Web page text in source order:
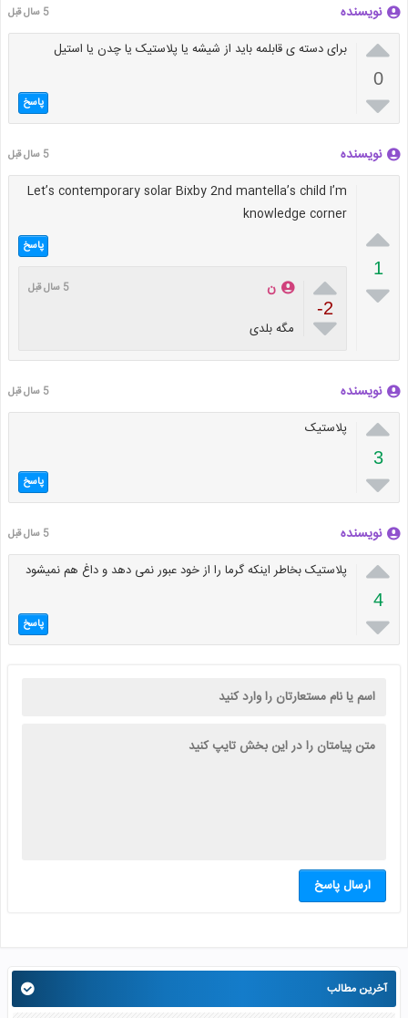
نویسنده 5 سال قبل

0

برای دسته ی قابلمه باید از شیشه یا پلاستیک یا چدن یا استیل
پاسخ
نویسنده 5 سال قبل

1

Let’s contemporary solar Bixby 2nd mantella’s child I’m
knowledge corner
پاسخ

-2

ن 5 سال قبل
مگه بلدی
نویسنده 5 سال قبل

3

پلاستیک
پاسخ
نویسنده 5 سال قبل

4

پلاستیک بخاطر اینکه گرما را از خود عبور نمی دهد و داغ هم نمیشود
پاسخ
ارسال پاسخ
آخرین مطالب